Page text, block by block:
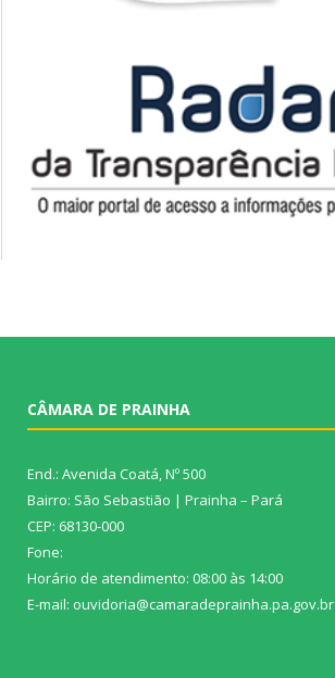
CÂMARA DE PRAINHA
End.: Avenida Coatá, Nº 500
Bairro: São Sebastião | Prainha – Pará
CEP: 68130-000
Fone:
Horário de atendimento: 08:00 às 14:00
E-mail: ouvidoria@camaradeprainha.pa.gov.br